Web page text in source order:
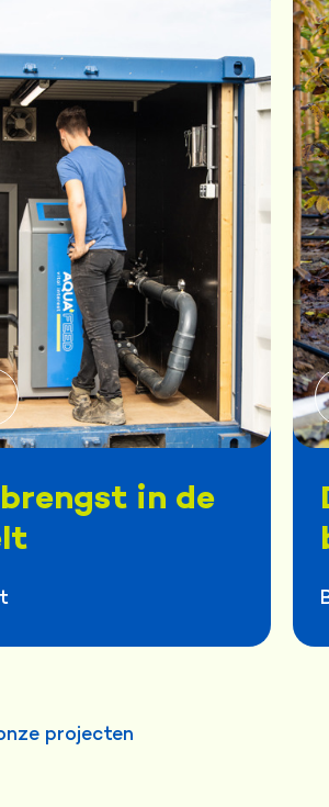
in de
projecten